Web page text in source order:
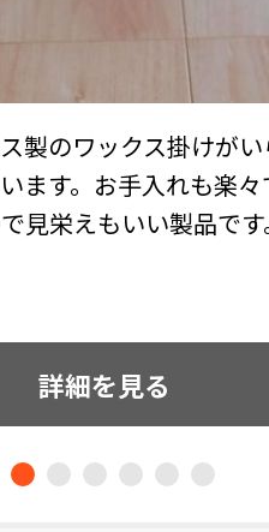
製のワックス掛けが
ます。お手入れも楽
見栄えもいい製品で
詳細を見る